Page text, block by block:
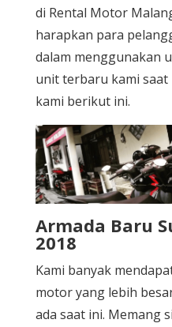
di Rental Motor
harapkan para
dalam menggunakan
unit terbaru kami saat
kami berikut ini.
Armada Baru
2018
Kami banyak
motor yang lebih
ada saat ini. Memang